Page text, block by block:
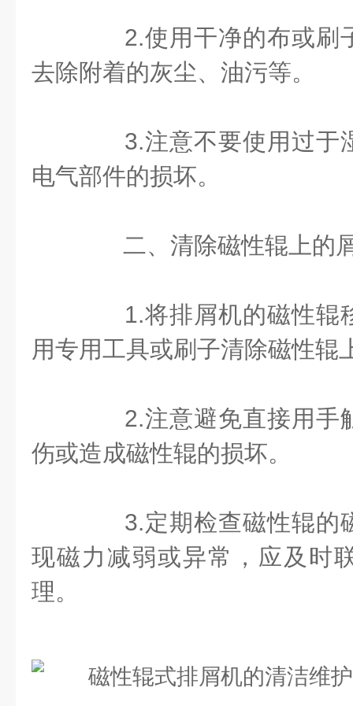
2.使用干净的布或刷
去除附着的灰尘、油污等。
3.注意不要使用过于
电气部件的损坏。
二、清除磁性辊上的
1.将排屑机的磁性辊
用专用工具或刷子清除磁性辊
2.注意避免直接用手
伤或造成磁性辊的损坏。
3.定期检查磁性辊的
现磁力减弱或异常，应及时
理。